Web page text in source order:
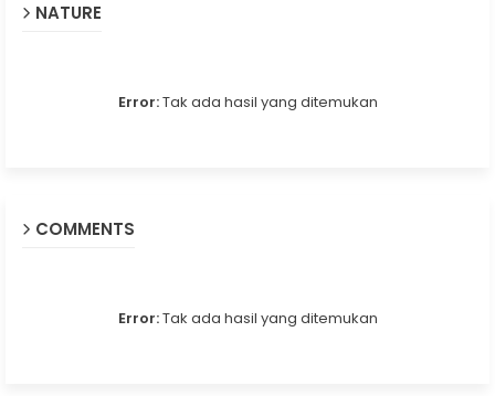
NATURE
Error:Tak ada hasil yang ditemukan
COMMENTS
Error:Tak ada hasil yang ditemukan